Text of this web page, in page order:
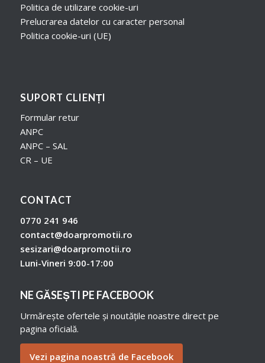
Politica de utilizare cookie-uri
Prelucrarea datelor cu caracter personal
Politica cookie-uri (UE)
SUPORT CLIENȚI
Formular retur
ANPC
ANPC – SAL
CR – UE
CONTACT
0770 241 946
contact@doarpromotii.ro
sesizari@doarpromotii.ro
Luni-Vineri 9:00-17:00
NE GĂSEȘTI PE FACEBOOK
Urmărește ofertele și noutățile noastre direct pe
pagina oficială.
Vezi pagina noastră de Facebook